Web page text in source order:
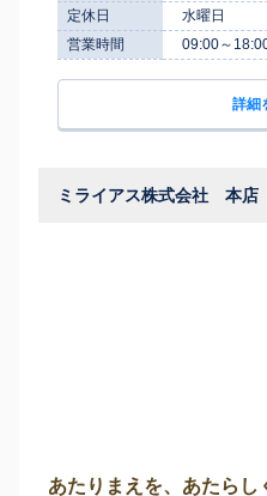
定休日
水曜日
営業時間
09:00～
詳細
ミライアス株式会社 本店
あたりまえを、あたらし